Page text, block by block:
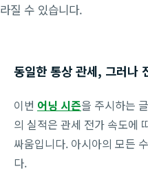
라질 수 있습니다.
동일한 통상 관세, 그러나
이번 어닝 시즌을 주시하는
의 실적은 관세 전가 속도에
싸움입니다. 아시아의 모든
다.